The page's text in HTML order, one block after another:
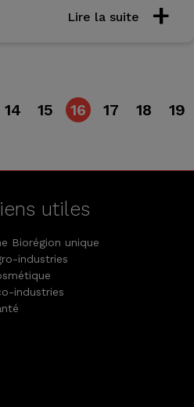
Lire la suite
14 15 16 17 18 19
utiles
Biorégion unique
industries
industries